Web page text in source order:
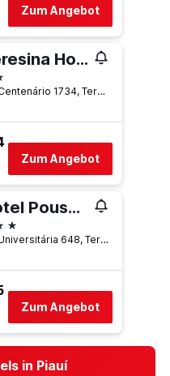
Zum Angebot
Teresina Hotel
Av. Centenário 1734, Teresina, Brasilien
Zum Angebot
Hotel Pousada Universitaria
Av. Universitária 648, Teresina, Brasilien
Zum Angebot
in Piauí